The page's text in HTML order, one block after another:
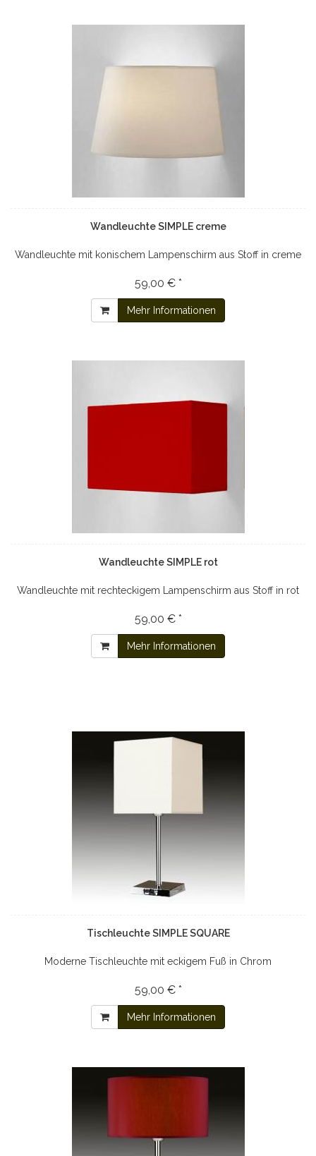
Wandleuchte SIMPLE creme
Wandleuchte mit konischem Lampenschirm aus Stoff in creme
59,00 € *
Mehr Informationen
Wandleuchte SIMPLE rot
Wandleuchte mit rechteckigem Lampenschirm aus Stoff in rot
59,00 € *
Mehr Informationen
Tischleuchte SIMPLE SQUARE
Moderne Tischleuchte mit eckigem Fuß in Chrom
59,00 € *
Mehr Informationen